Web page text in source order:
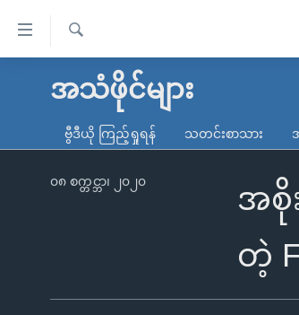
လွယ်ကူ
သည့်
မူလစာမျက်နှာ
ကမ္ဘာ့သတင်းများ
နိုင်ငံတကာ
ရ
အသံဖိုင်များ
ဗွီဒီယို ကြည့်ရှုရန် သတင်းစာသား
အစို
တဲ့
၀၈ စက္တင္ဘာ၊ ၂၀၂၀